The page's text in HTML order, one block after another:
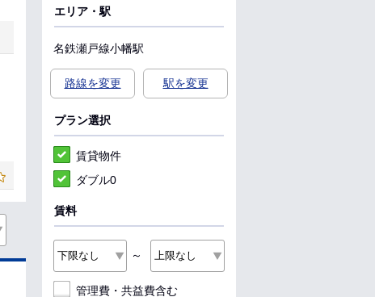
エリア・駅
名鉄瀬戸線小幡駅
路線を変更 駅を変更
プラン選択
賃貸物件
ダブル0
賃料
～
管理費・共益費含む